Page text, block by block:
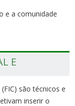
e a comunidade
E
são técnicos e
inserir o